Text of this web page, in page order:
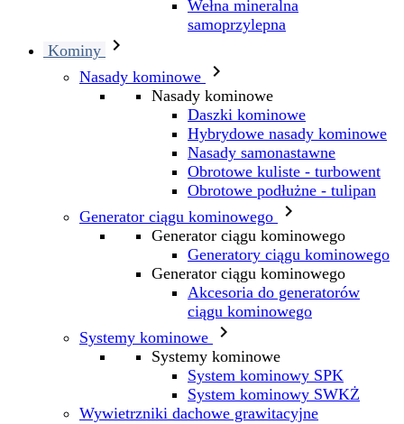
Wełna mineralna
samoprzylepna
Kominy

Nasady kominowe 
Nasady kominowe
Daszki kominowe
Hybrydowe nasady kominowe
Nasady samonastawne
Obrotowe kuliste - turbowent
Obrotowe podłużne - tulipan
Generator ciągu kominowego

Generator ciągu kominowego
Generatory ciągu kominowego
Generator ciągu kominowego
Akcesoria do generatorów
ciągu kominowego
Systemy kominowe

Systemy kominowe
System kominowy SPK
System kominowy SWKŻ
Wywietrzniki dachowe grawitacyjne